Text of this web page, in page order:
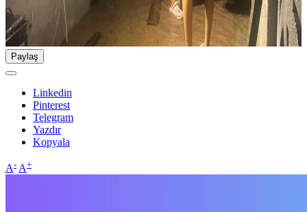
Paylaş
Linkedin
Pinterest
Telegram
Yazdır
Kopyala
A- A+